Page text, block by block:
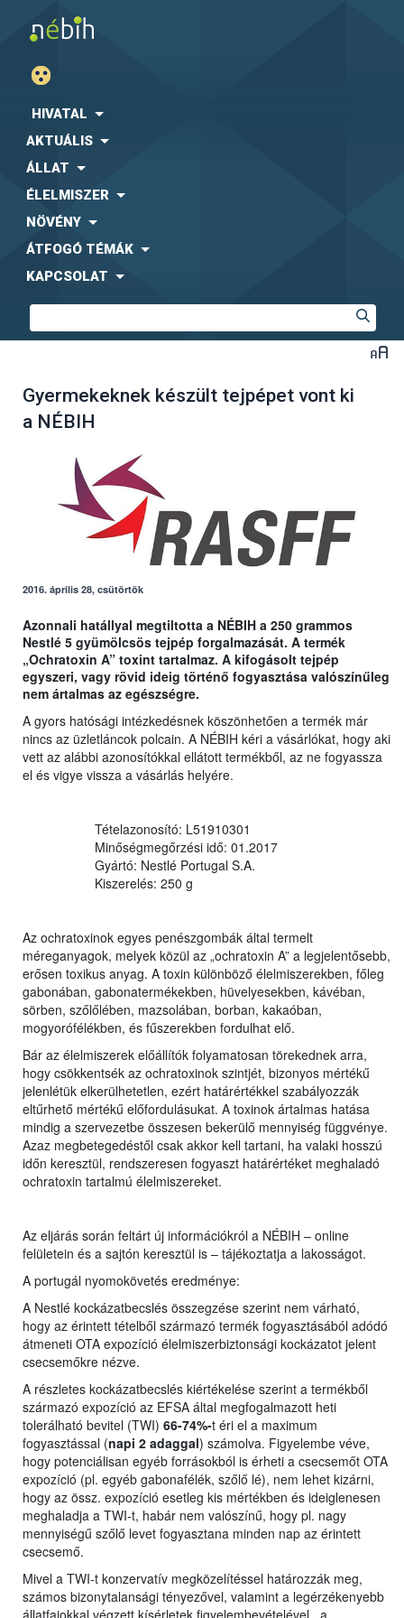
HIVATAL
AKTUÁLIS
ÁLLAT
ÉLELMISZER
NÖVÉNY
ÁTFOGÓ TÉMÁK
KAPCSOLAT
Gyermekeknek készült tejpépet vont ki
a NÉBIH
2016. április 28, csütörtök
Azonnali hatállyal megtiltotta a NÉBIH a 250 grammos
Nestlé 5 gyümölcsös tejpép forgalmazását. A termék
„Ochratoxin A” toxint tartalmaz. A kifogásolt tejpép
egyszeri, vagy rövid ideig történő fogyasztása valószínűleg
nem ártalmas az egészségre.
A gyors hatósági intézkedésnek köszönhetően a termék már
nincs az üzletláncok polcain. A NÉBIH kéri a vásárlókat, hogy aki
vett az alábbi azonosítókkal ellátott termékből, az ne fogyassza
el és vigye vissza a vásárlás helyére.
Tételazonosító: L51910301
Minőségmegőrzési idő: 01.2017
Gyártó: Nestlé Portugal S.A.
Kiszerelés: 250 g
Az ochratoxinok egyes penészgombák által termelt
méreganyagok, melyek közül az „ochratoxin A” a legjelentősebb,
erősen toxikus anyag. A toxin különböző élelmiszerekben, főleg
gabonában, gabonatermékekben, hüvelyesekben, kávéban,
sörben, szőlőlében, mazsolában, borban, kakaóban,
mogyorófélékben, és fűszerekben fordulhat elő.
Bár az élelmiszerek előállítók folyamatosan törekednek arra,
hogy csökkentsék az ochratoxinok szintjét, bizonyos mértékű
jelenlétük elkerülhetetlen, ezért határértékkel szabályozzák
eltűrhető mértékű előfordulásukat. A toxinok ártalmas hatása
mindig a szervezetbe összesen bekerülő mennyiség függvénye.
Azaz megbetegedéstől csak akkor kell tartani, ha valaki hosszú
időn keresztül, rendszeresen fogyaszt határértéket meghaladó
ochratoxin tartalmú élelmiszereket.
Az eljárás során feltárt új információkról a NÉBIH – online
felületein és a sajtón keresztül is – tájékoztatja a lakosságot.
A portugál nyomokövetés eredménye:
A Nestlé kockázatbecslés összegzése szerint nem várható,
hogy az érintett tételből származó termék fogyasztásából adódó
átmeneti OTA expozíció élelmiszerbiztonsági kockázatot jelent
csecsemőkre nézve.
A részletes kockázatbecslés kiértékelése szerint a termékből
származó expozíció az EFSA által megfogalmazott heti
tolerálható bevitel (TWI) 66-74%-t éri el a maximum
fogyasztással (napi 2 adaggal) számolva. Figyelembe véve,
hogy potenciálisan egyéb forrásokból is érheti a csecsemőt OTA
expozíció (pl. egyéb gabonafélék, szőlő lé), nem lehet kizárni,
hogy az össz. expozíció esetleg kis mértékben és ideiglenesen
meghaladja a TWI-t, habár nem valószínű, hogy pl. nagy
mennyiségű szőlő levet fogyasztana minden nap az érintett
csecsemő.
Mivel a TWI-t konzervatív megközelítéssel határozzák meg,
számos bizonytalansági tényezővel, valamint a legérzékenyebb